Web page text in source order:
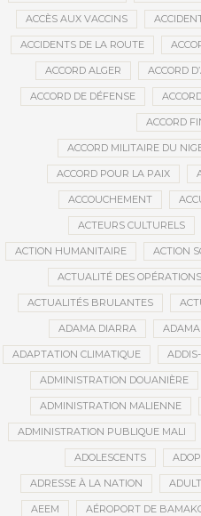
ACCÈS AUX VACCINS
ACCIDENTS DE LA ROUTE
ACCORD ALGER ACCORD
ACCORD DE DÉFENSE
ACCORD
ACCORD MILITAIRE DU
ACCORD POUR LA PAIX
ACCOUCHEMENT
ACTEURS CULTURELS
ACTION HUMANITAIRE ACTION
ACTUALITÉ DES OPÉRATIONS
ACTUALITÉS BRULANTES
ADAMA DIARRA
ADAPTATION CLIMATIQUE
ADMINISTRATION DOUANIÈRE
ADMINISTRATION MALIENNE
ADMINISTRATION PUBLIQUE MALI
ADOLESCENTS
ADRESSE À LA NATION
AEEM AÉROPORT DE